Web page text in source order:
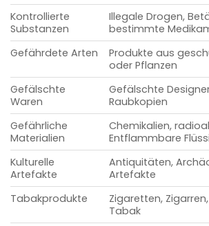
Kontrollierte
Substanzen
Illegale Drogen,
bestimmte
Gefährdete Arten
Produkte aus
oder Pflanzen
Gefälschte
Waren
Gefälschte
Raubkopien
Gefährliche
Materialien
Chemikalien,
Entflammbare
Kulturelle
Artefakte
Antiquitäten,
Artefakte
Tabakprodukte
Zigaretten,
Tabak